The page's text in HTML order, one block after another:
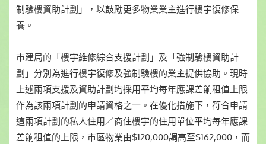
制驗樓資助計劃」，以鼓勵更多物業業主進行樓宇復修保
養。
市建局的「樓宇維修綜合支援計劃」及「強制驗樓資助計
劃」分別為進行樓宇復修及強制驗樓的業主提供協助。現時
上述兩項支援及資助計劃均採用平均每年應課差餉租值上限
作為該兩項計劃的申請資格之一。在優化措施下，符合申請
這兩項計劃的私人住用／商住樓宇的住用單位平均每年應課
差餉租值的上限，市區物業由$120,000調高至$162,000，而